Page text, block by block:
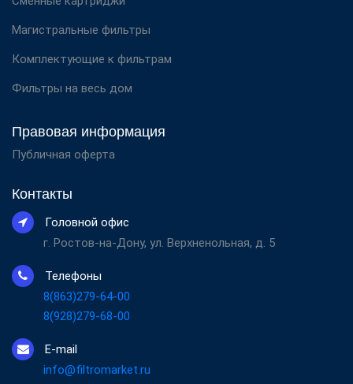
Магистральные фильтры
Комплектующие к фильтрам
Фильтры на весь дом
Правовая информация
Публичная оферта
Контакты
Головной офис
г. Ростов-на-Дону, ул. Верхненольная, д. 5
Телефоны
8(863)279-64-00
8(928)279-68-00
E-mail
info@filtromarket.ru